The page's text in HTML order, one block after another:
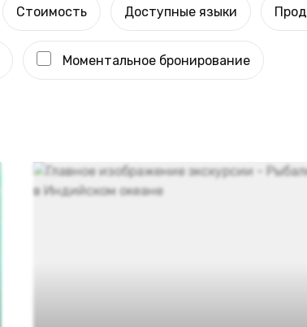
Стоимость Доступные языки
Моментальное бронирование